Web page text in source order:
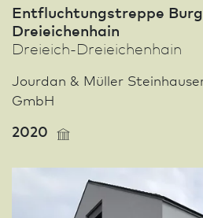
Entfluchtungstreppe
Dreieichenhain
Dreieich-Dreieichenhain
Jourdan & Müller
GmbH
2020